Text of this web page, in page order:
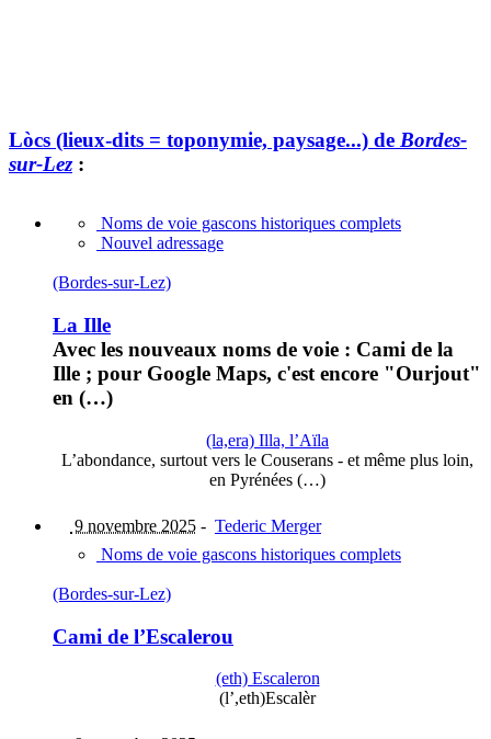
Lòcs (lieux-dits = toponymie, paysage...) de Bordes-
sur-Lez:
Noms de voie gascons historiques complets
Nouvel adressage
(Bordes-sur-Lez)
La Ille
Avec les nouveaux noms de voie : Cami de la
Ille ; pour Google Maps, c'est encore "Ourjout"
en (…)
(la,era) Illa, l’Aïla
L’abondance, surtout vers le Couserans - et même plus loin,
en Pyrénées (…)
9 novembre 2025 - Tederic Merger
Noms de voie gascons historiques complets
(Bordes-sur-Lez)
Cami de l’Escalerou
(eth) Escaleron
(l’,eth)Escalèr